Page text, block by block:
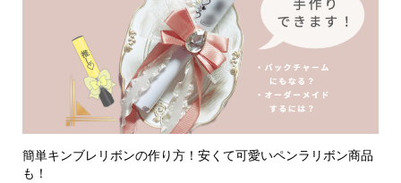
簡単キンブレリボンの作り方！安くて可愛いペンラリボン商品
も！